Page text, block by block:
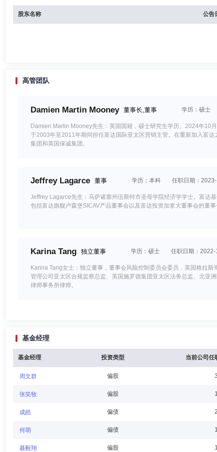
股东名称 公告
高管团队
Damien Martin Mooney 董事长,董事 学历：硕士
Damien Martin Mooney先生：英国国籍，硕士研究生学历。2024年10
于2003年至2011年期间担任富达国际亚太区营销主管。在重新加入富
集团和英国保诚集团。
Jeffrey Lagarce 董事 学历：本科 任职日期：
Jeffrey Lagarce先生：马萨诸塞州伍斯特市圣母学院经济学学士。富达
包括富达旗舰卢森堡SICAV产品董事会以及富达投资加拿大董事会的董
Karina Tang 独立董事 学历：硕士 任职日期：
Karina Tang女士：独立董事，董事会风险控制委员会委员，英国格拉
管理公司亚太区合规监察总监、英国施罗德集团亚太区法务总监、北亚
律师事务所律师。
Lin Zhou先生：独立董事，美国普林斯顿大学经济系博士，复旦大学数
上海交通大学上海高级金融学院执行副院长、教授，美国亚利桑那州立
国际精英商学院联盟（AACSB）、欧洲管理发展基金会（EFMD）的理
张子学 学历：博士
张子学先生：法学博士。现任中国政法大学民商经济法学院教授。曾
基金经理
基金经理 投资类型 当前公司任
周文群 偏股
张笑牧 偏股
成皓 偏债
何萌 偏债
聂毅翔 偏股